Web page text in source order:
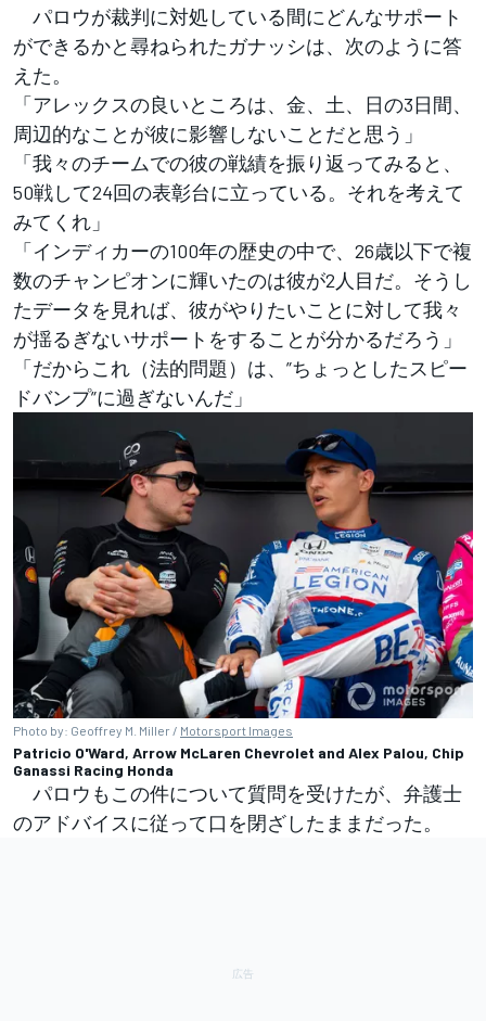
パロウが裁判に対処している間にどんなサポート
ができるかと尋ねられたガナッシは、次のように答
えた。
「アレックスの良いところは、金、土、日の3日間、
周辺的なことが彼に影響しないことだと思う」
「我々のチームでの彼の戦績を振り返ってみると、
50戦して24回の表彰台に立っている。それを考えて
みてくれ」
「インディカーの100年の歴史の中で、26歳以下で複
数のチャンピオンに輝いたのは彼が2人目だ。そうし
たデータを見れば、彼がやりたいことに対して我々
が揺るぎないサポートをすることが分かるだろう」
「だからこれ（法的問題）は、”ちょっとしたスピー
ドバンプ”に過ぎないんだ」
Photo by: Geoffrey M. Miller / Motorsport Images
Patricio O'Ward, Arrow McLaren Chevrolet and Alex Palou, Chip
Ganassi Racing Honda
パロウもこの件について質問を受けたが、弁護士
のアドバイスに従って口を閉ざしたままだった。